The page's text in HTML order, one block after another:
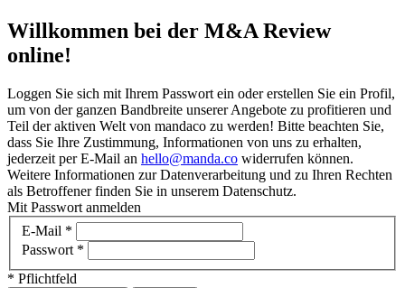
Willkommen bei der M&A Review
online!
Loggen Sie sich mit Ihrem Passwort ein oder erstellen Sie ein Profil,
um von der ganzen Bandbreite unserer Angebote zu profitieren und
Teil der aktiven Welt von mandaco zu werden! Bitte beachten Sie,
dass Sie Ihre Zustimmung, Informationen von uns zu erhalten,
jederzeit per E-Mail an hello@manda.co widerrufen können.
Weitere Informationen zur Datenverarbeitung und zu Ihren Rechten
als Betroffener finden Sie in unserem Datenschutz.
Mit Passwort anmelden
E-Mail *
Passwort *
* Pflichtfeld